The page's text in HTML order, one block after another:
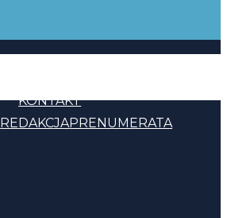
KONTAKT
REDAKCJAPRENUMERATA